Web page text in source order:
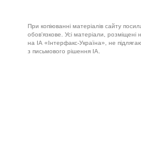
При копіюванні матеріалів сайту
обов'язкове. Усі матеріали,
на ІА «Інтерфакс-Україна», не
з письмового рішення ІА.